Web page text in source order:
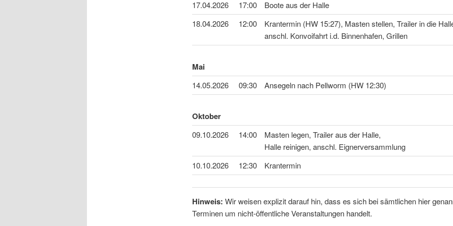
17.04.2026 17:00
Boote aus der Halle
18.04.2026
12:00
Krantermin (HW 15:27), Masten stellen, Trailer in die
anschl. Konvoifahrt i.d. Binnenhafen, Grillen
Mai
14.05.2026 09:30 Ansegeln nach Pellworm (HW 12:30)
Oktober
09.10.2026 14:00
Masten legen, Trailer aus der Halle,
Halle reinigen, anschl. Eignerversammlung
10.10.2026
12:30 Krantermin
Hinweis: Wir weisen explizit darauf hin, dass es sich bei sämtlichen hier
Terminen um nicht-öffentliche Veranstaltungen handelt.